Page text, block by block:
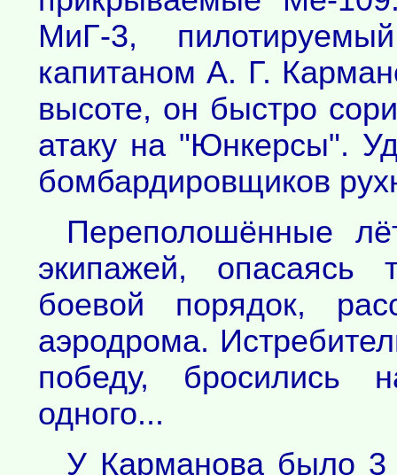
МиГ-3,
капитаном А. Г.
высоте, он быстро
атаку на "Юнкерсы".
бомбардировщиков
Переполошённые
экипажей, опасаясь
боевой порядок,
аэродрома.
победу, бросились
одного...
У Карманова было 3